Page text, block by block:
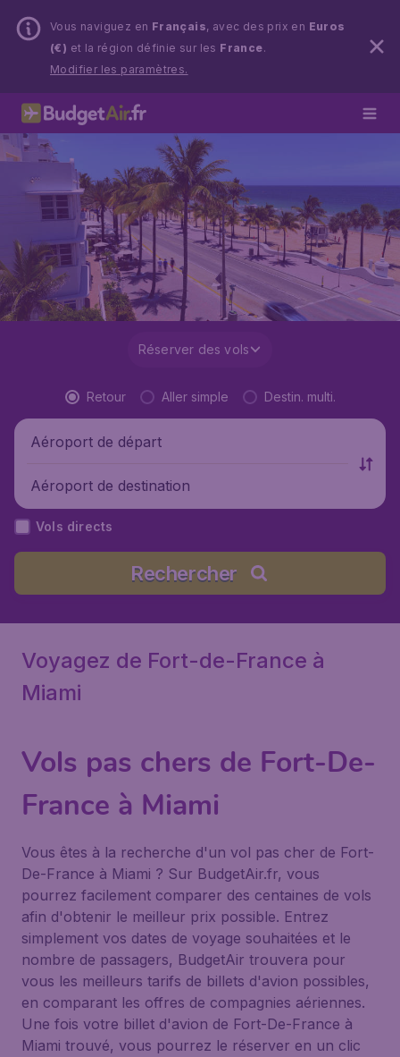
Vous naviguez en Français, avec des prix en Euros
(€) et la région définie sur les France.
Modifier les paramètres.
Réserver des vols
Retour Aller simple Destin. multi.
Aéroport de départ
Aéroport de destination
Vols directs
Rechercher
Voyagez de Fort-de-France à
Miami
Vols pas chers de Fort-De-
France à Miami
Vous êtes à la recherche d'un vol pas cher de Fort-
De-France à Miami ? Sur BudgetAir.fr, vous
pourrez facilement comparer des centaines de vols
afin d'obtenir le meilleur prix possible. Entrez
simplement vos dates de voyage souhaitées et le
nombre de passagers, BudgetAir trouvera pour
vous les meilleurs tarifs de billets d'avion possibles,
en comparant les offres de compagnies aériennes.
Une fois votre billet d'avion de Fort-De-France à
Miami trouvé, vous pourrez le réserver en un clic